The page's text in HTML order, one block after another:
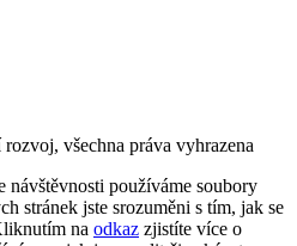
všechna práva vyhrazena
používáme soubory
stránek jste srozuměni s tím, jak se
na odkaz zjistíte více o